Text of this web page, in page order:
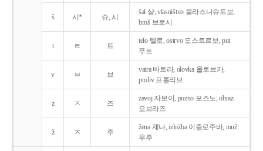
š 시* 슈, 시
šal 샬, vlasništvo 블라스니슈트보,
broš 브로시
t ㅌ 트
telo 텔로, ostrvo 오스트르보, put
푸트
v ㅂ 브
vatra 바트라, olovka 올로브카,
proliv 프롤리브
z ㅈ 즈
zavoj 자보이, pozno 포즈노, obraz
오브라즈
ž ㅈ 주
žena 제나, izložba 이즐로주바, muž
무주